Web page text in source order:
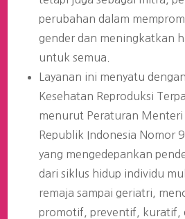
perubahan dalam
gender dan meningkatkan
untuk semua.
Layanan ini menyatu
Kesehatan Reproduksi
menurut Peraturan Menteri
Republik Indonesia Nomor
yang mengedepankan
dari siklus hidup individu
remaja sampai geriatri,
promotif, preventif, kuratif,